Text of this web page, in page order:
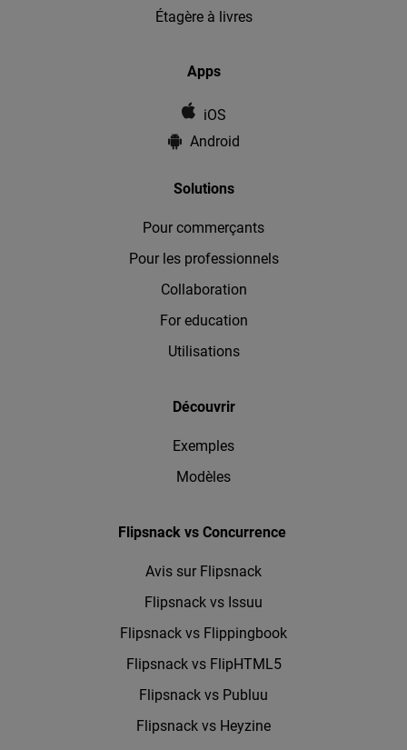
Étagère à livres
Apps
iOS
Android
Solutions
Pour commerçants
Pour les professionnels
Collaboration
For education
Utilisations
Découvrir
Exemples
Modèles
Flipsnack vs Concurrence
Avis sur Flipsnack
Flipsnack vs Issuu
Flipsnack vs Flippingbook
Flipsnack vs FlipHTML5
Flipsnack vs Publuu
Flipsnack vs Heyzine